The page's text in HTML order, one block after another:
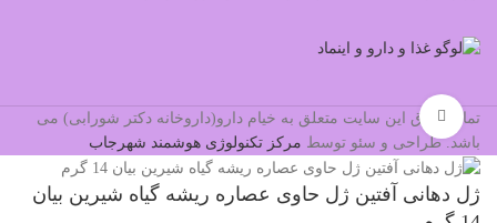
بزرگنمایی تصویر
تمام حقوق این سایت متعلق به خیام دارو(داروخانه دکتر شورابی) می
باشد. طراحی و سئو توسط مرکز تکنولوژی هوشمند شهرجاب
ژل دهانی آفتین ژل حاوی عصاره ریشه گیاه شیرین بیان